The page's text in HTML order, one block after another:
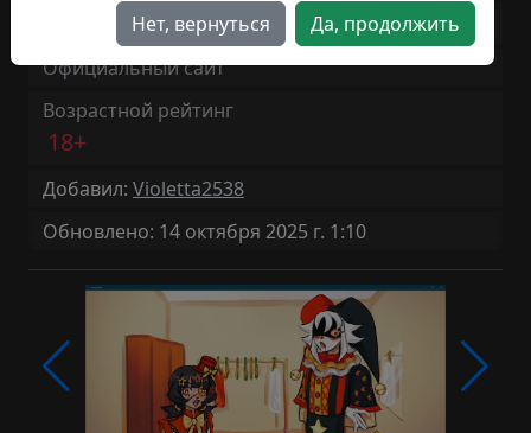
Нет, вернуться Да, продолжить
Продолжительность: ~11мин
Официальный сайт
Возрастной рейтинг
18+
Добавил: Violetta2538
Обновлено: 14 октября 2025 г. 1:10